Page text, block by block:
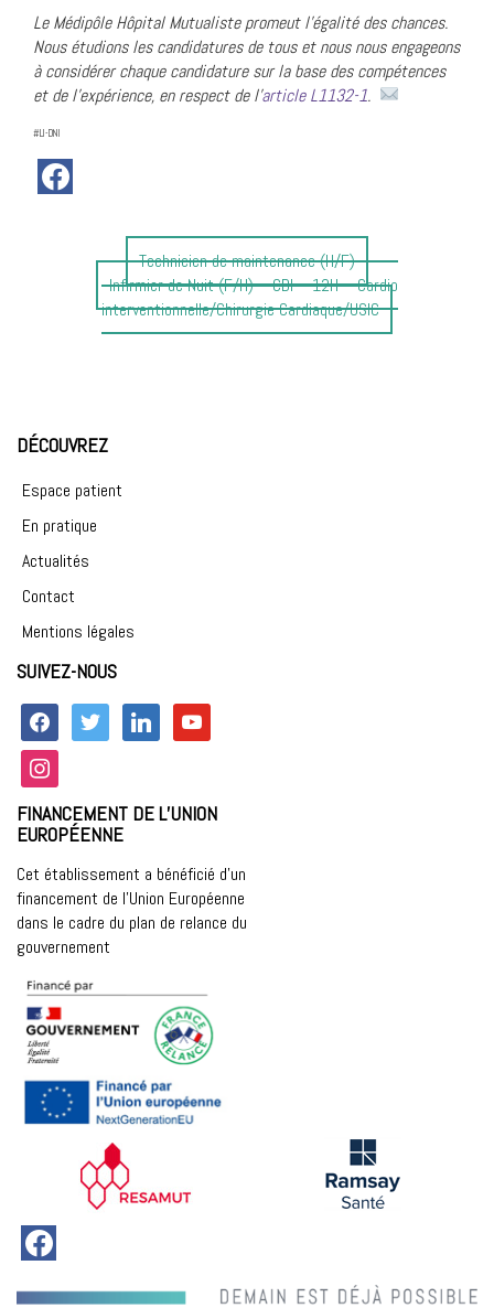
Le Médipôle Hôpital Mutualiste promeut l’égalité des chances.
Nous étudions les candidatures de tous et nous nous engageons
à considérer chaque candidature sur la base des compétences
et de l’expérience, en respect de l’article L1132-1.
#LI-DNI
Article
précédent
:
Technicien de maintenance (H/F)
Article
suivant
:
Infirmier de Nuit (F/H) – CDI – 12H – Cardio
interventionnelle/Chirurgie Cardiaque/USIC
DÉCOUVREZ
Espace patient
En pratique
Actualités
Contact
Mentions légales
SUIVEZ-NOUS
facebooktwitter linkedin youtube
instagram
FINANCEMENT DE L’UNION
EUROPÉENNE
Cet établissement a bénéficié d’un
financement de l’Union Européenne
dans le cadre du plan de relance du
gouvernement